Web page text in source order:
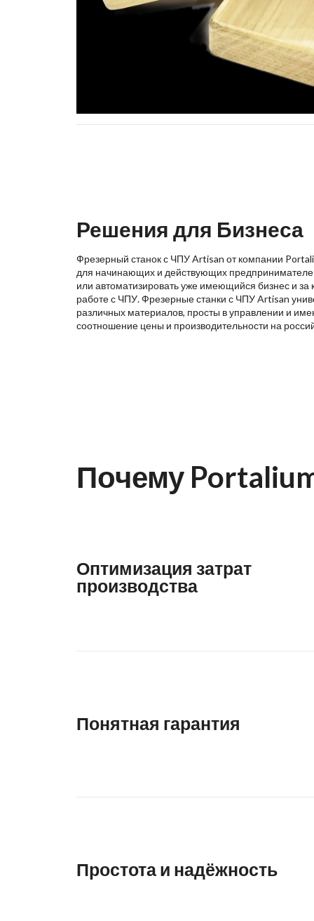
Решения для Бизнеса
Фрезерный станок с ЧПУ Artisan от компании
для начинающих и действующих
или автоматизировать уже имеющийся бизнес и за
работе с ЧПУ. Фрезерные станки с ЧПУ Artisan
различных материалов, просты в управлении и
соотношение цены и производительности на
Почему
Оптимизация затрат
производства
Понятная гарантия
Простота и надёжность